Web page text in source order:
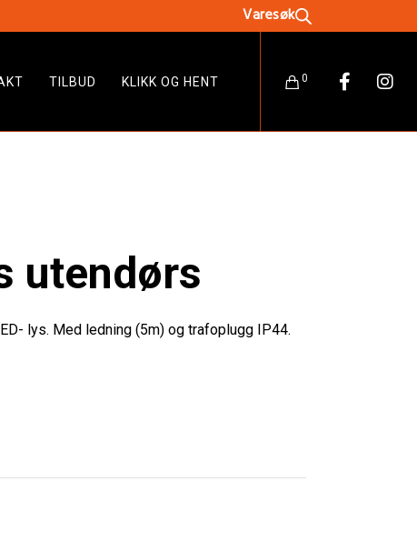
0
TILBUD KLIKK OG HENT
utendørs
lys. Med ledning (5m) og trafoplugg IP44.